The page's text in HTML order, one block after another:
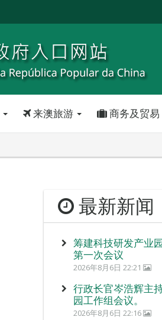
来澳旅游 商务及贸易
最新新闻
筹建科技研发产业
第一次会议
2026年8月6日 22:21
行政长官岑浩辉主
园工作组会议。
2026年8月6日 22:16